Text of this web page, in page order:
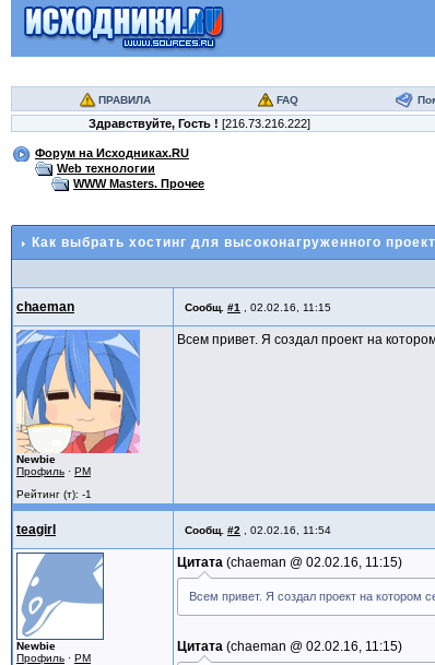
ПРАВИЛА FAQ
Здравствуйте, Гость ! [216.73.216.222]
Форум на Исходниках.RU
Web технологии
WWW Masters. Прочее
Как выбрать хостинг для высоконагруженного
chaeman Сообщ. #1 02.02.16, 11:15
Newbie
Профиль · PM
Рейтинг (т): -1
Всем привет. Я создал проект на
teagirl Сообщ. #2 02.02.16, 11:54
Newbie
Профиль · PM
Цитата chaeman @ 02.02.16, 11:15
Всем привет. Я создал проект на котором
Цитата chaeman @ 02.02.16, 11:15